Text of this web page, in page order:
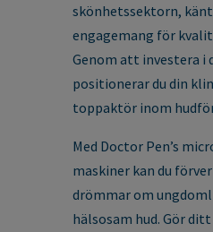
skönhetssektorn,
engagemang för
Genom att investera i
positionerar du din
toppaktör inom
Med Doctor Pen’s
maskiner kan du
drömmar om
hälsosam hud. Gör